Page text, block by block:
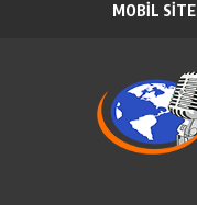
MOBİL SİTE